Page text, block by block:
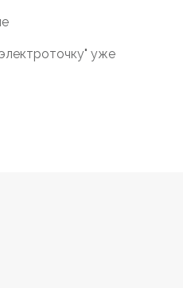
уже